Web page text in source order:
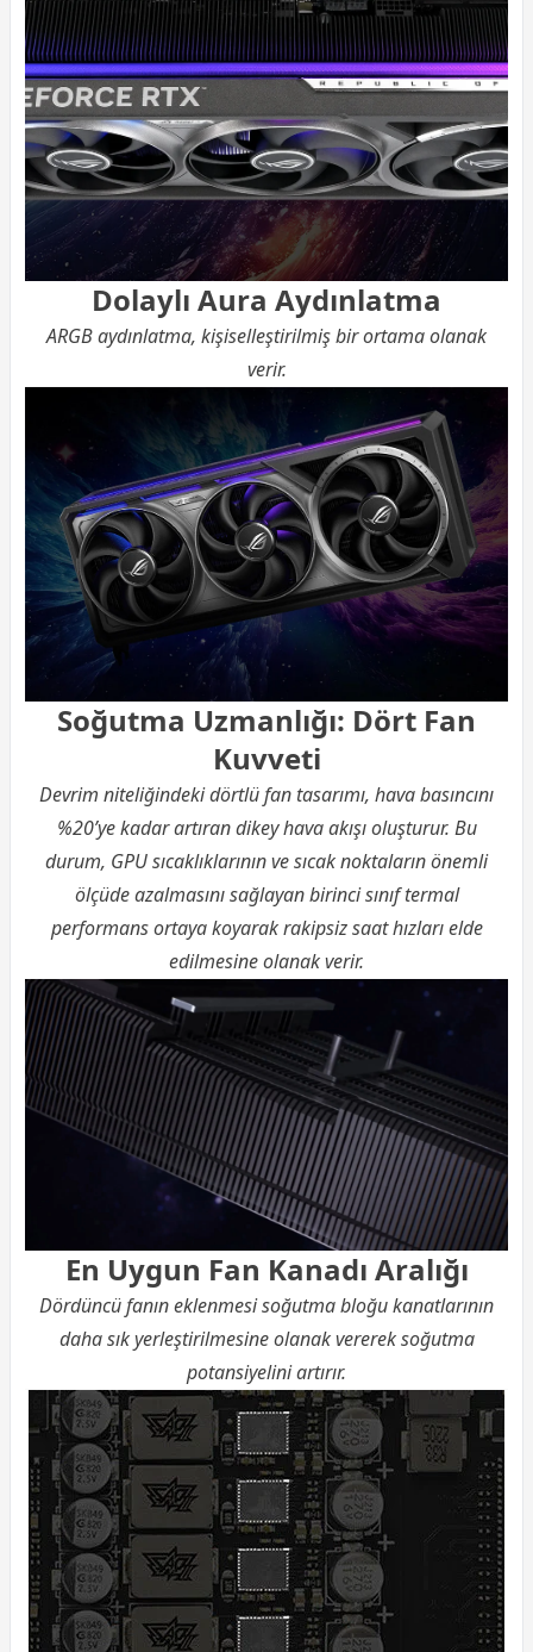
Dolaylı Aura Aydınlatma
ARGB aydınlatma, kişiselleştirilmiş bir ortama olanak
verir.
Soğutma Uzmanlığı: Dört Fan
Kuvveti
Devrim niteliğindeki dörtlü fan tasarımı, hava basıncını
%20’ye kadar artıran dikey hava akışı oluşturur. Bu
durum, GPU sıcaklıklarının ve sıcak noktaların önemli
ölçüde azalmasını sağlayan birinci sınıf termal
performans ortaya koyarak rakipsiz saat hızları elde
edilmesine olanak verir.
En Uygun Fan Kanadı Aralığı
Dördüncü fanın eklenmesi soğutma bloğu kanatlarının
daha sık yerleştirilmesine olanak vererek soğutma
potansiyelini artırır.